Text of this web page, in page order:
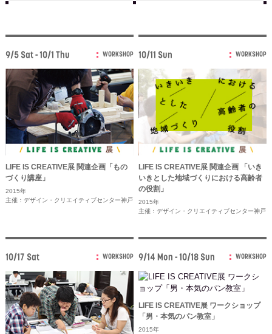
9/5 Sat - 10/1 Thu WORKSHOP
LIFE IS CREATIVE展 関連企画「もの
づくり講座」
2015年
主催：デザイン・クリエイティブセンター神戸
10/11 Sun WORKSHOP
LIFE IS CREATIVE展 関連企画 「いき
いきとした地域づくりにおける高齢者
の役割」
2015年
主催：デザイン・クリエイティブセンター神戸
10/17 Sat WORKSHOP 9/14 Mon - 10/18 Sun WORKSHOP
LIFE IS CREATIVE展 ワークショップ
「男・本気のパン教室」
2015年